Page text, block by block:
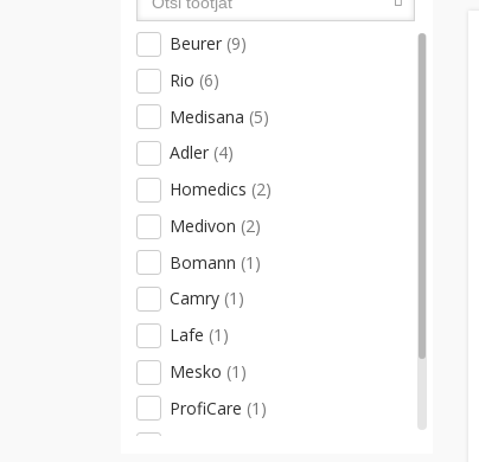
Beurer (9)
Rio (6)
Medisana (5)
Adler (4)
Homedics (2)
Medivon (2)
Bomann (1)
Camry (1)
Lafe (1)
Mesko (1)
ProfiCare (1)